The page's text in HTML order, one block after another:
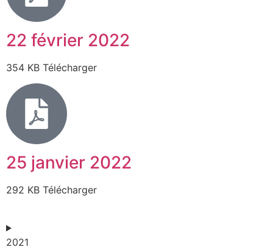
22 février 2022
354 KB Télécharger
25 janvier 2022
292 KB Télécharger
2021